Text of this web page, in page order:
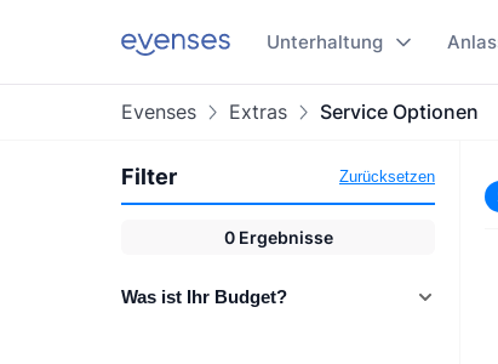
Unterhaltung
Evenses Extras Service Optionen
Filter Zurücksetzen
0 Ergebnisse
Was ist Ihr Budget?